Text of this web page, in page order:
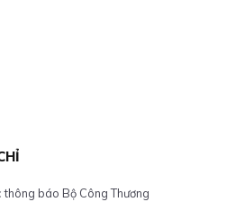
báo Bộ Công Thương